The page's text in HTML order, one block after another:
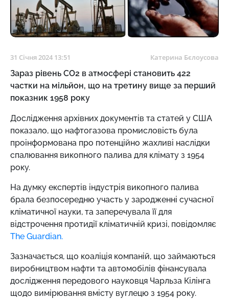
31 Січня 2024 13:51 Катерина Бєлоусова
Зараз рівень CO2 в атмосфері становить 422
частки на мільйон, що на третину вище за перший
показник 1958 року
Дослідження архівних документів та статей у США
показало, що нафтогазова промисловість була
проінформована про потенційно жахливі наслідки
спалювання викопного палива для клімату з 1954
року.
На думку експертів індустрія викопного палива
брала безпосередню участь у зародженні сучасної
кліматичної науки, та заперечувала її для
відстрочення протидії кліматичній кризі, повідомляє
The Guardian.
Зазначається, що коаліція компаній, що займаються
виробництвом нафти та автомобілів фінансувала
дослідження передового науковця Чарльза Кілінга
щодо вимірювання вмісту вуглецю з 1954 року.